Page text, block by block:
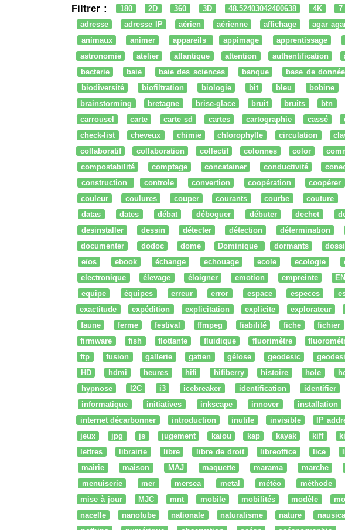
Filtrer : 180 2D 360 3D 48.52403042400638 4K 7
adresse
adresse IP aérien aérienne affichage agar
animaux
animer appareils appimage apprentissage
astronomie
atelier atlantique attention authentification
bacterie
baie baie des sciences banque base de
biodiversité
biofiltration biologie bit bleu bobine
brainstorming
bretagne brise-glace bruit bruits btn
carrousel
carte carte sd cartes cartographie cassé
check-list
cheveux chimie chlorophylle circulation
collaboratif
collaboration collectif colonnes color
compostabilité
comptage concatainer conductivité
construction
controle convertion coopération coopérer
couleur
coulures couper courants courbe couture
datas
dates débat déboguer débuter dechet
desinstaller
dessin détecter détection détermination
documenter
dodoc dome Dominique dormants
e/os
ebook échange echouage ecole ecologie
electronique
élevage éloigner emotion empreinte EN
equipe
équipes erreur error espace especes
exactitude
expédition explicitation explicite explorateur
faune
ferme festival ffmpeg fiabilité fiche fichier
firmware
fish flottante fluidique fluorimètre
ftp
fusion gallerie gatien gélose geodesic
HD
hdmi heures hifi hifiberry histoire hole
hypnose
I2C i3 icebreaker identification identifier
informatique
initiatives inkscape innover installation
internet décarbonner
introduction inutile invisible IP
jeux
jpg js jugement kaiou kap kayak kiff
lettres
librairie libre libre de droit libreoffice lice
mairie
maison MAJ maquette marama marche
menuiserie
mer mersea metal météo méthode
mise à jour
MJC mnt mobile mobilités modèle
nacelle
nanotube nationale naturalisme nature